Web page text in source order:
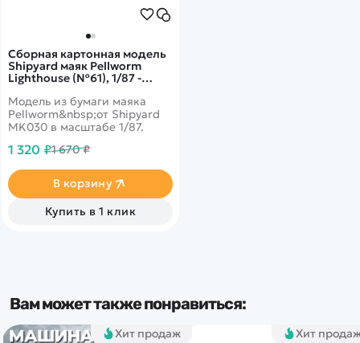
Сборная картонная модель
Shipyard маяк Pellworm
Lighthouse (№61), 1/87 -
Модель из бумаги маяка
Pellworm&nbsp;от Shipyard
MK030 в масштабе 1/87.
1 320 ₽1 670 ₽
В корзину
Купить в 1 клик
Вам может также понравиться:
Хит
Хит продаж